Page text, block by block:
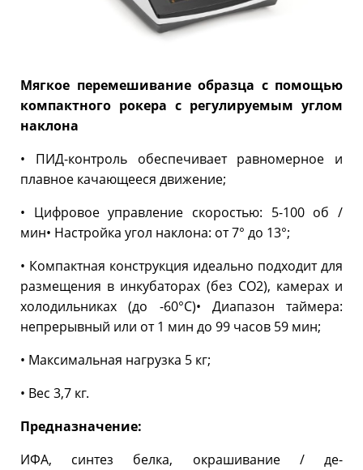
Мягкое перемешивание образца с помощью
компактного рокера с регулируемым углом
наклона
• ПИД-контроль обеспечивает равномерное и
плавное качающееся движение;
• Цифровое управление скоростью: 5-100 об /
мин• Настройка угол наклона: от 7° до 13°;
• Компактная конструкция идеально подходит для
размещения в инкубаторах (без CO2), камерах и
холодильниках (до -60°C)• Диапазон таймера:
непрерывный или от 1 мин до 99 часов 59 мин;
• Максимальная нагрузка 5 кг;
• Вес 3,7 кг.
Предназначение:
ИФА, синтез белка, окрашивание / де-